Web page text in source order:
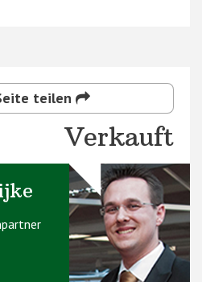
teilen
Verkauft